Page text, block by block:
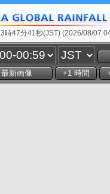
時47分41秒(JST) (2026/08/07